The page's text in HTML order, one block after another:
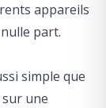
appareils
part.
simple que
sur une